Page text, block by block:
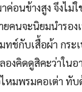
อนข้างสูง จึงไม่
คนจะนิยมนำรอง
ช์กับเสื้อผ้า กระเ
งคิดดูสิคะว่าในอ
หมพรมคอเต่า ทับ